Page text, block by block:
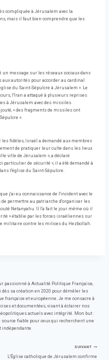
compliquée à Jérusalem avec la
mais il faut bien comprendre que les
un message sur les réseaux sociaux dans
autorités pour accorder au cardinal
du Saint-Sépulcre à Jérusalem ». Le
l'Iran a attaqué à plusieurs reprises
à Jérusalem avec des missiles
« des fragments de missiles ont
».
les fidèles, Israël a demandé aux membres
de pratiquer leur culte dans les lieux
ville de Jérusalem », a déclaré
particulier de sécurité », il a été demandé à
l'église du Saint-Sépulcre.
j'ai eu connaissance de l'incident avec le
permettre au patriarche d'organiser les
Netanyahu. Il l'a fait le jour même où il
» établie par les forces israéliennes sur
militaire contre les milices du Hezbollah.
passionné à Actualité Politique Française,
dès sa création en 2020 pour démêler les
française et européenne. Je me consacre à
et documentées, visant à éclairer nos
actuels avec intégrité. Mon but :
fiable pour ceux qui recherchent une
SUIVANT
L'Église catholique de Jérusalem confirme